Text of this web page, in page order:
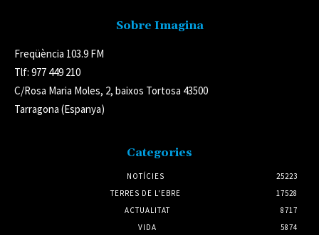
Sobre Imagina
Freqüència 103.9 FM
Tlf: 977 449 210
C/Rosa Maria Moles, 2, baixos Tortosa 43500
Tarragona (Espanya)
Categories
NOTÍCIES
25223
TERRES DE L'EBRE
17528
ACTUALITAT
8717
VIDA
5874